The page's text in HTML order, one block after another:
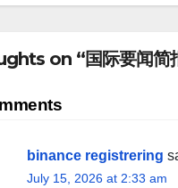
on “国际要闻简
binance registrering
July 15, 2026 at 2:33 am